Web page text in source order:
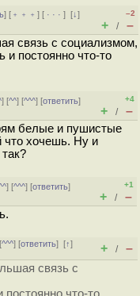
] [ ﹢﹢﹢] [ · · ·][↓]
–2
+ / –
связь с социализмом,
и постоянно что-то
] [^^] [^^^] [ответить]
+4
+ / –
белые и пушистые
что хочешь. Ну и
] [^^^] [ответить]
+1
+ / –
^^^] [ответить][↑]
+ / –
связь с